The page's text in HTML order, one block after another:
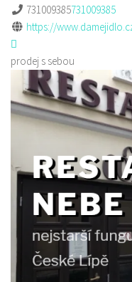
731009385731009385
https://
prodej s sebou